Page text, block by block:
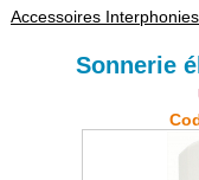
Accessoires
Sonnerie